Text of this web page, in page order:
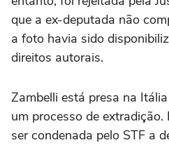
que a ex-deputada não
a foto havia sido
direitos autorais.
Zambelli está presa na
um processo de
ser condenada pelo STF a